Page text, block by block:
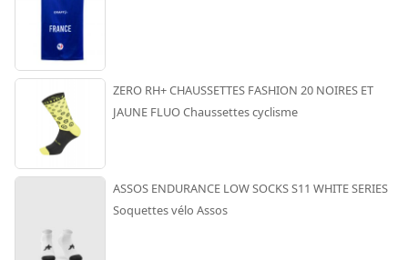
ZERO RH+ CHAUSSETTES FASHION 20 NOIRES ET
JAUNE FLUO Chaussettes cyclisme
ASSOS ENDURANCE LOW SOCKS S11 WHITE SERIES
Soquettes vélo Assos